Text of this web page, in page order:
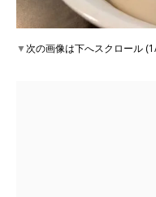
▼次の画像は下へスクロール